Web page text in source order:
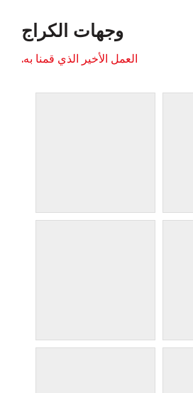
وجهات الكراج
العمل الأخير الذي قمنا به.